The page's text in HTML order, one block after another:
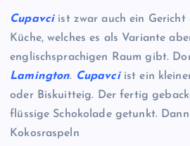
Cupavciist zwar auch ein Gericht
Küche, welches es als Variante
englischsprachigen Raum gibt.
Lamington. Cupavciist ein
oder Biskuitteig. Der fertig
flüssige Schokolade getunkt.
Kokosraspeln